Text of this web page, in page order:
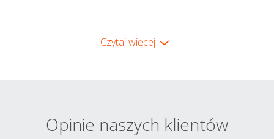
Czytaj więcej
Opinie naszych klientów